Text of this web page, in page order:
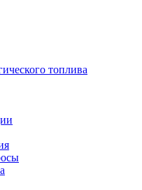
топлива